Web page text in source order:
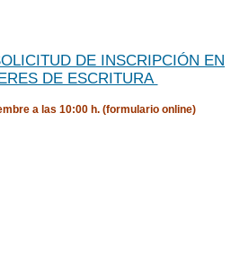
DE INSCRIPCIÓN EN
DE ESCRITURA
a las 10:00 h. (formulario online)